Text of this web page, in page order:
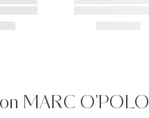
MARC O'POLO